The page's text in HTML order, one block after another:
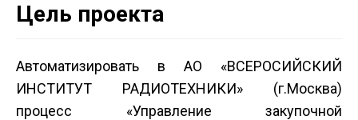
Цель проекта
Автоматизировать в АО «ВСЕРОСИЙСКИЙ
ИНСТИТУТ РАДИОТЕХНИКИ» (г.Москва)
процесс «Управление закупочной